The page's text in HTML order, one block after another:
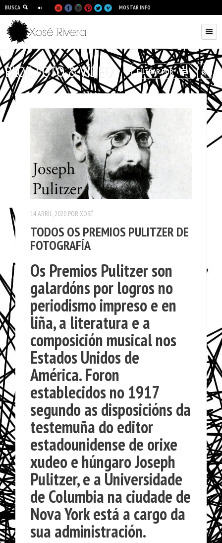
BUSCA MOSTAR INFO
BLOG FOTO & VÍDEO FILTRAR POR RSS
14 ABRIL, 2020 PORXOSÉ
TODOS OS PREMIOS PULITZER DE
FOTOGRAFÍA
Os Premios Pulitzerson
galardóns por logros no
periodismo impreso e en
liña, a literatura e a
composición musical nos
Estados Unidos de
América. Foron
establecidos no 1917
segundo as disposicións da
testemuña do editor
estadounidense de orixe
xudeo e húngaroJoseph
Pulitzer, e a Universidade
de Columbia na ciudade de
Nova York está a cargo da
sua administración.